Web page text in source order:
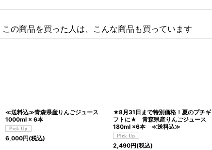
この商品を買った人は、こんな商品も買っています
≪送料込≫青森県産りんごジュース
1000ml × 6本
6,000円(税込)
★8月31日まで特別価格！夏のプチギ
フトに★ 青森県産りんごジュース
180ml ×6本 ≪送料込≫
2,490円(税込)